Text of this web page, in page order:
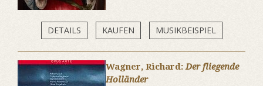
DETAILS KAUFEN MUSIKBEISPIEL
Wagner, Richard:Der fliegende
Holländer